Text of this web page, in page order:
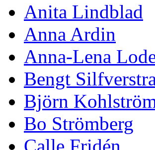
Anita Lindblad
Anna Ardin
Anna-Lena
Bengt
Björn
Bo Strömberg
Calle Fridén